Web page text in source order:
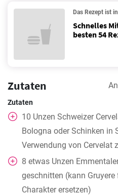
Das Rezept ist
Schnelles
besten 54
Zutaten
Zutaten
10 Unzen Schweizer
Bologna oder Schinken in
Verwendung von Cervelat
8 etwas Unzen
geschnitten (kann Gruyere
Charakter ersetzen)